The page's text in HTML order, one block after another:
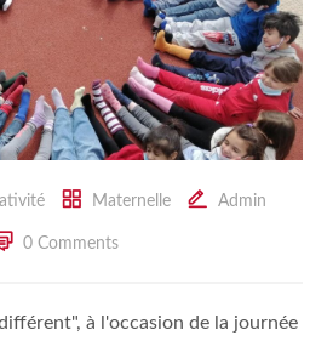
Maternelle Admin
0 Comments
à l'occasion de la journée